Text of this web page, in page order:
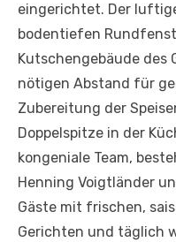
eingerichtet. Der
bodentiefen
Kutschengebäude des
nötigen Abstand für
Zubereitung der
Doppelspitze in der
kongeniale Team,
Henning Voigtländer
Gäste mit frischen,
Gerichten und täglich